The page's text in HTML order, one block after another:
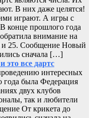
В них даже целятся!
играют. А игры с
конце прошлого года
внимание на
и 25. Сообщение Новый
сначала […]
это все дартс
интересных
года была Федерация
двух клубов
так и любители
От крикета до